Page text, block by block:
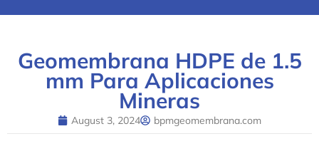
Geomembrana HDPE de 1.5
mm Para Aplicaciones
Mineras
August 3, 2024 bpmgeomembrana.com